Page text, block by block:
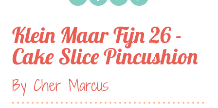
Klein Maar Fijn 26 -
Cake Slice Pincushion
By Cher Marcus